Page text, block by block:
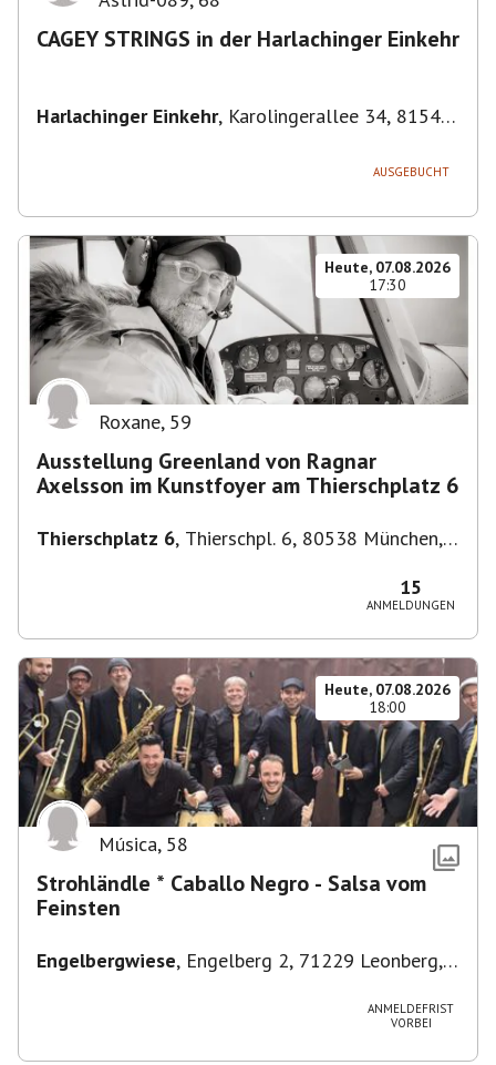
CAGEY STRINGS in der Harlachinger Einkehr
Harlachinger Einkehr, Karolingerallee 34, 81545
AUSGEBUCHT
Heute, 07.08.2026
17:30
Roxane, 59
Ausstellung Greenland von Ragnar
Axelsson im Kunstfoyer am Thierschplatz 6
Thierschplatz 6, Thierschpl. 6, 80538 München,
15
ANMELDUNGEN
Heute, 07.08.2026
18:00
Música, 58
Strohländle * Caballo Negro - Salsa vom
Feinsten
Engelbergwiese, Engelberg 2, 71229 Leonberg,
ANMELDEFRIST
VORBEI